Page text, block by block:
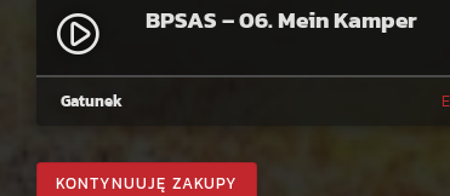
B
A
play_circle_filled BPSAS – 06. Mein Kamper
Gatunek
KONTYNUUJĘ ZAKUPY